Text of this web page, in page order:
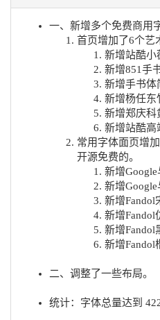
一、新增多个免费商用
首页增加了6个艺
新增站酷小
新增851手
新增手书体
新增杨任东
新增郑庆科
新增站酷高
常用字体面页增
开源免费的。
新增Google
新增Google
新增Fandol
新增Fandol
新增Fandol
新增Fandol
二、调整了一些布局。
统计：字体总量达到 422